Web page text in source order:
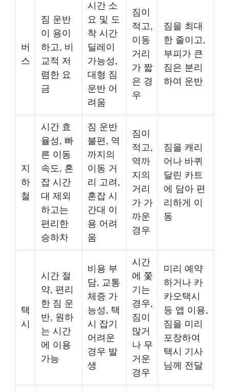
버
스
짐 운반
이 용이
하고, 비
교적 저
렴한 요
금
시간 소
요 및 도
착 시간
딜레이
가능성,
대형 짐
운반 어
려움
짐이
적고,
이동
거리
가 짧
은 경
우
짐을 최대
한 줄이고,
부피가 큰
짐은 분리
하여 운반
지
하
철
시간 효
율성, 빠
른 이동
속도, 혼
잡 시간
대 제외
하고는
편리한
승하차
짐 운반
불편, 역
까지의
이동 거
리 고려,
혼잡 시
간대 이
용 어려
움
짐이
적고,
역까
지의
거리
가 가
까운
경우
짐을 캐리
어나 바퀴
달린 카트
에 담아 편
리하게 이
동
택
시
시간 절
약, 편리
한 짐 운
반, 원하
는 시간
에 이용
가능
비용 부
담, 교통
체증 가
능성, 택
시 잡기
어려운
경우 발
생
시간
에 쫓
기는
경우,
짐이
많거
나 무
거운
경우
미리 예약
하거나 카
카오택시
등 앱 이용,
짐을 미리
포장하여
택시 기사
님께 전달